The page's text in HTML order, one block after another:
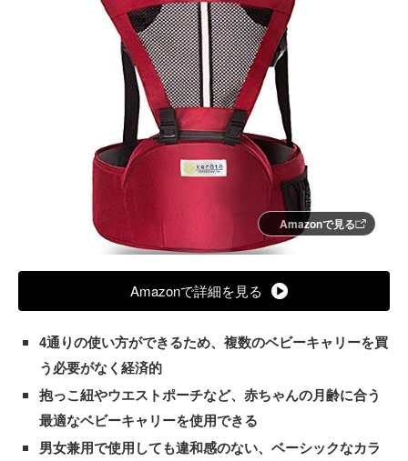
Amazonで見る
Amazonで詳細を見る
4通りの使い方ができるため、複数のベビーキャリーを買
う必要がなく経済的
抱っこ紐やウエストポーチなど、赤ちゃんの月齢に合う
最適なベビーキャリーを使用できる
男女兼用で使用しても違和感のない、ベーシックなカラ